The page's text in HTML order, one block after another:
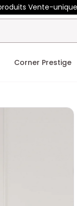
Vente-unique
Corner Prestige